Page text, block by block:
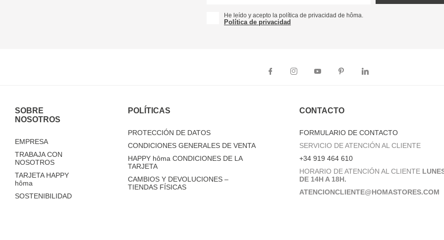
He leído y acepto la política de privacidad de hôma.
Política de privacidad
SOBRE
NOSOTROS
EMPRESA
TRABAJA CON
NOSOTROS
TARJETA HAPPY
hôma
SOSTENIBILIDAD
POLÍTICAS
PROTECCIÓN DE DATOS
CONDICIONES GENERALES DE VENTA
HAPPY hôma CONDICIONES DE LA
TARJETA
CAMBIOS Y DEVOLUCIONES –
TIENDAS FÍSICAS
CONTACTO
FORMULARIO DE CONTACTO
SERVICIO DE ATENCIÓN AL CLIENTE
+34 919 464 610
HORARIO DE ATENCIÓN AL CLIENTE
DE 14H A 18H.
ATENCIONCLIENTE@HOMASTORES.COM